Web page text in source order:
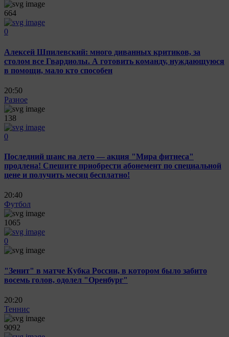
664
0
Алексей Шпилевский: много диванных критиков, за
столом все Гвардиолы. А готовить команду, нуждающуюся
в помощи, мало кто способен
20:50
Разное
138
0
Последний шанс на лето — акция "Мира фитнеса"
продлена! Спешите приобрести абонемент по специальной
цене и получить месяц бесплатно!
20:40
Футбол
1065
0
"Зенит" в матче Кубка России, в котором было забито
восемь голов, одолел "Оренбург"
20:20
Теннис
9092